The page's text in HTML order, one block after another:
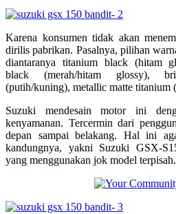
Karena konsumen tidak akan
dirilis pabrikan. Pasalnya, pilihan
diantaranya titanium black (hitam
black (merah/hitam glossy),
(putih/kuning), metallic matte titanium
Suzuki mendesain motor ini
kenyamanan. Tercermin dari
depan sampai belakang. Hal ini
kandungnya, yakni Suzuki GSX-
yang menggunakan jok model terpisah.